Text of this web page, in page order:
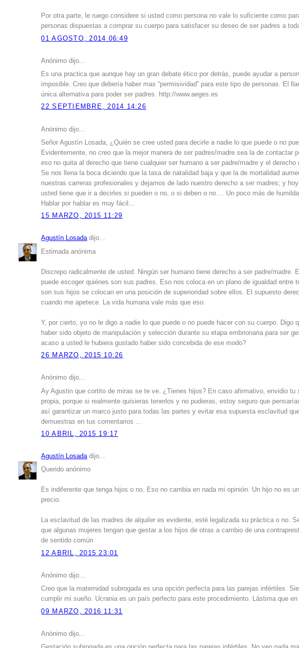
Por otra parte, le ruego considere si usted como persona no vale lo suficiente como
personas dispuestas a comprar su cuerpo para satisfacer su deseo de ser padres a
01 AGOSTO, 2014 06:49
Anónimo dijo...
Es una practica que aunque hay un gran debate ético por detrás, puede ayudar a
imposible. Creo que debería haber mas “permisividad” para este tipo de personas. El
única alternativa para poder ser padres. http://www.aeges.es
22 SEPTIEMBRE, 2014 14:26
Anónimo dijo...
Señor Agustín Losada, ¿Quién se cree usted para decirle a nadie lo que puede o no
Evidentemente, no creo que la mejor manera de ser padres/madre sea la de contactar
eso no quita al derecho que tiene cualquier ser humano a ser padre/madre y el
Se nos llena la boca diciendo que la tasa de natalidad baja y que la de mortalidad
nuestras carreras profesionales y dejamos de lado nuestro derecho a ser madres; y
usted tiene que ir a decirles si pueden o no, o si deben o no.... Un poco más de
Hablar por hablar es muy fácil...
15 MARZO, 2015 11:29
Agustín Losadadijo...
Estimada anónima
Discrepo radicalmente de usted: Ningún ser humano tiene derecho a ser padre/
puede escoger quiénes son sus padres. Eso nos coloca en un plano de igualdad entre
son sus hijos se colocan en una posición de superioridad sobre ellos. El supuesto
cuando me apetece. La vida humana vale más que eso.
Y, por cierto, yo no le digo a nadie lo que puede o no puede hacer con su cuerpo. Digo
haber sido objeto de manipulación y selección durante su etapa embrionaria para ser
acaso a usted le hubiera gustado haber sido concebida de ese modo?
26 MARZO, 2015 10:26
Anónimo dijo...
Ay Agustin que cortito de miras se te ve. ¿Tienes hijos? En caso afirmativo, envidio
propia, porque si realmente quisieras tenerlos y no pudieras, estoy seguro que
así garantizar un marco justo para todas las partes y evitar esa supuesta esclavitud
demuestras en tus comentarios ...
10 ABRIL, 2015 19:17
Agustín Losadadijo...
Querido anónimo
Es indiferente que tenga hijos o no. Eso no cambia en nada mi opinión. Un hijo no es
precio.
La esclavitud de las madres de alquiler es evidente, esté legalizada su práctica o no.
que algunas mujeres tengan que gestar a los hijos de otras a cambio de una
de sentido común
12 ABRIL, 2015 23:01
Anónimo dijo...
Creo que la maternidad subrogada es una opción perfecta para las parejas infértiles.
cumplir mi sueño. Ucrania es un país perfecto para este procedimiento. Lástima que
09 MARZO, 2016 11:31
Anónimo dijo...